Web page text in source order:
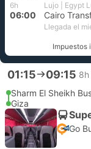
6h
06:00 Cairo
Llegada el
Impuestos
01:15 09:15 8h
Sharm El Sheikh
Giza
Go